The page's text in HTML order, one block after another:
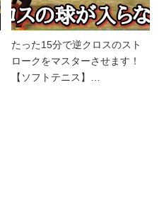
たった15分で逆クロスのスト
ロークをマスターさせます！
【ソフトテニス】…